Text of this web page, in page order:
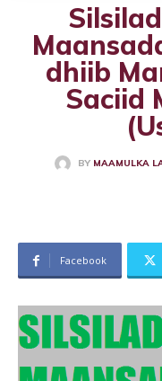
dhiib
Saciid
BY MAAMULKA
Facebook